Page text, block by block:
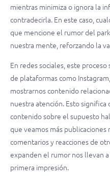
mientras minimiza o ignora la
contradecirla. En este caso,
que mencione el rumor del
nuestra mente, reforzando la
En redes sociales, este
de plataformas como
mostrarnos contenido
nuestra atención. Esto significa
contenido sobre el supuesto
que veamos más publicaciones
comentarios y reacciones de
expanden el rumor nos llevan
primera impresión.